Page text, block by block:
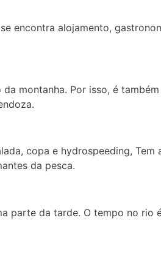
encontra alojamento,
montanha. Por isso, é
copa e hydrospeeding, Tem
da pesca.
parte da tarde. O tempo no rio